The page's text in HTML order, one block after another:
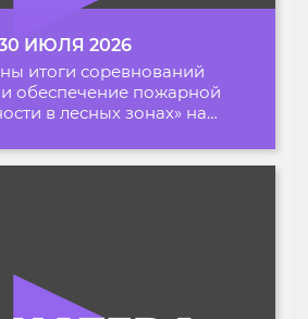
ИЮЛЯ 2026
итоги соревнований
и обеспечение пожарной
в лесных зонах» на